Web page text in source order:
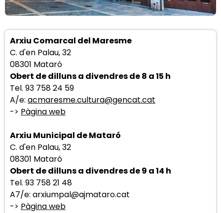
Arxiu Comarcal del Maresme
C. d'en Palau, 32
08301 Mataró
Obert de dilluns a divendres de 8 a 15 h
Tel. 93 758 24 59
A/e: acmaresme.cultura@gencat.cat
-> Pàgina web
Arxiu Municipal de Mataró
C. d'en Palau, 32
08301 Mataró
Obert de dilluns a divendres de 9 a 14 h
Tel. 93 758 21 48
A7/e: arxiumpal@ajmataro.cat
-> Pàgina web